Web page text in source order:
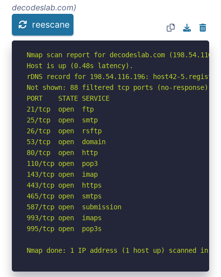
decodeslab.com)
reescane
Nmap scan report for decodeslab.com
Host is up (0.48s latency).
rDNS record for 198.54.116.196: host42-
Not shown: 88 filtered tcp ports (no-response)
PORT    STATE SERVICE
21/tcp  open  ftp
25/tcp  open  smtp
26/tcp  open  rsftp
53/tcp  open  domain
80/tcp  open  http
110/tcp open  pop3
143/tcp open  imap
443/tcp open  https
465/tcp open  smtps
587/tcp open  submission
993/tcp open  imaps
995/tcp open  pop3s
Nmap done: 1 IP address (1 host up) scanned in